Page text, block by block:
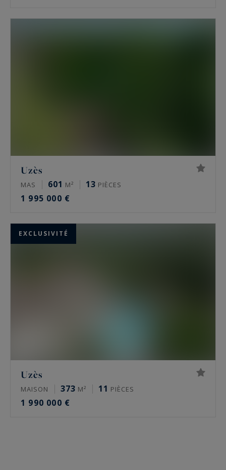
Uzès
MAS 601 M² 13 PIÈCES
1 995 000 €
EXCLUSIVITÉ
Uzès
MAISON 373 M² 11 PIÈCES
1 990 000 €